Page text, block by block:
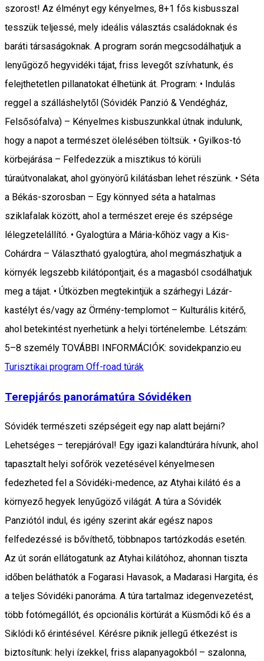
szorost! Az élményt egy kényelmes, 8+1 fős kisbusszal
tesszük teljessé, mely ideális választás családoknak és
baráti társaságoknak. A program során megcsodálhatjuk a
lenyűgöző hegyvidéki tájat, friss levegőt szívhatunk, és
felejthetetlen pillanatokat élhetünk át. Program: • Indulás
reggel a szálláshelytől (Sóvidék Panzió & Vendégház,
Felsősófalva) – Kényelmes kisbuszunkkal útnak indulunk,
hogy a napot a természet ölelésében töltsük. • Gyilkos-tó
körbejárása – Felfedezzük a misztikus tó körüli
túraútvonalakat, ahol gyönyörű kilátásban lehet részünk. • Séta
a Békás-szorosban – Egy könnyed séta a hatalmas
sziklafalak között, ahol a természet ereje és szépsége
lélegzetelállító. • Gyalogtúra a Mária-kőhöz vagy a Kis-
Cohárdra – Választható gyalogtúra, ahol megmászhatjuk a
környék legszebb kilátópontjait, és a magasból csodálhatjuk
meg a tájat. • Útközben megtekintjük a szárhegyi Lázár-
kastélyt és/vagy az Örmény-templomot – Kulturális kitérő,
ahol betekintést nyerhetünk a helyi történelembe. Létszám:
5–8 személy TOVÁBBI INFORMÁCIÓK: sovidekpanzio.eu
Turisztikai program Off-road túrák
Terepjárós panorámatúra Sóvidéken
Sóvidék természeti szépségeit egy nap alatt bejárni?
Lehetséges – terepjáróval! Egy igazi kalandtúrára hívunk, ahol
tapasztalt helyi sofőrök vezetésével kényelmesen
fedezheted fel a Sóvidéki-medence, az Atyhai kilátó és a
környező hegyek lenyűgöző világát. A túra a Sóvidék
Panziótól indul, és igény szerint akár egész napos
felfedezéssé is bővíthető, többnapos tartózkodás esetén.
Az út során ellátogatunk az Atyhai kilátóhoz, ahonnan tiszta
időben beláthatók a Fogarasi Havasok, a Madarasi Hargita, és
a teljes Sóvidéki panoráma. A túra tartalmaz idegenvezetést,
több fotómegállót, és opcionális körtúrát a Küsmődi kő és a
Siklódi kő érintésével. Kérésre piknik jellegű étkezést is
biztosítunk: helyi ízekkel, friss alapanyagokból – szalonna,